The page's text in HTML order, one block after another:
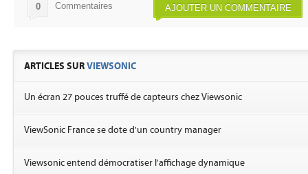
AJOUTER UN COMMENTAIRE
0 Commentaires
ARTICLES SURVIEWSONIC
Un écran 27 pouces truffé de capteurs chez Viewsonic
ViewSonic France se dote d'un country manager
Viewsonic entend démocratiser l'affichage dynamique